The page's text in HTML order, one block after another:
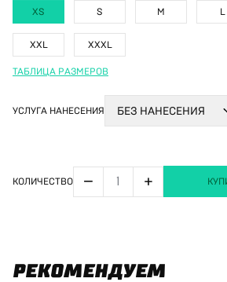
XS S M L
XXL XXXL
ТАБЛИЦА РАЗМЕРОВ
УСЛУГА НАНЕСЕНИЯ БЕЗ НАНЕСЕНИЯ
КОЛИЧЕСТВО − +
РЕКОМЕНДУЕМ